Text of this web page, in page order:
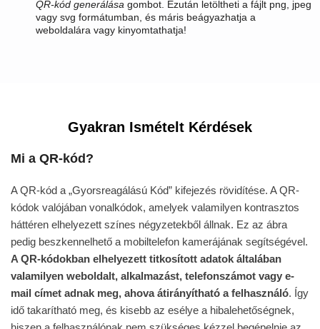
QR-kód generálása gombot. Ezután letöltheti a fájlt png, jpeg
vagy svg formátumban, és máris beágyazhatja a
weboldalára vagy kinyomtathatja!
Gyakran Ismételt Kérdések
Mi a QR-kód?
A QR-kód a „Gyorsreagálású Kód” kifejezés rövidítése. A QR-
kódok valójában vonalkódok, amelyek valamilyen kontrasztos
háttéren elhelyezett színes négyzetekből állnak. Ez az ábra
pedig beszkennelhető a mobiltelefon kamerájának segítségével.
A QR-kódokban elhelyezett titkosított adatok általában
valamilyen weboldalt, alkalmazást, telefonszámot vagy e-
mail címet adnak meg, ahova átirányítható a felhasználó. Így
idő takarítható meg, és kisebb az esélye a hibalehetőségnek,